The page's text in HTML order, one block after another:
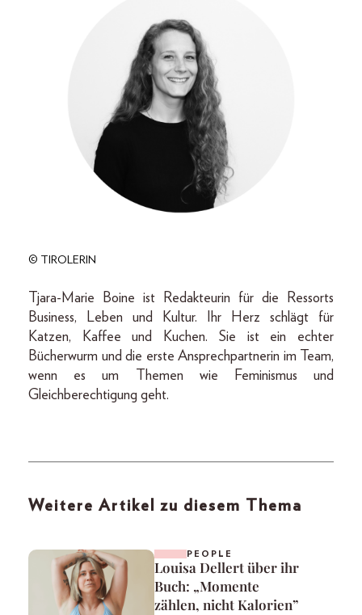
© TIROLERIN
Tjara-Marie Boine ist Redakteurin für die Ressorts
Business, Leben und Kultur. Ihr Herz schlägt für
Katzen, Kaffee und Kuchen. Sie ist ein echter
Bücherwurm und die erste Ansprechpartnerin im Team,
wenn es um Themen wie Feminismus und
Gleichberechtigung geht.
Weitere Artikel zu diesem Thema
PEOPLE
Louisa Dellert über ihr
Buch: „Momente
zählen, nicht Kalorien”